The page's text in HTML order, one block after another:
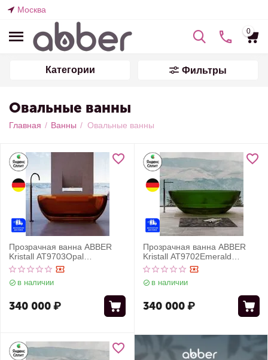
Москва
0
Категории Фильтры
Овальные ванны
Главная / Ванны / Овальные ванны
Прозрачная ванна ABBER
Kristall AT9703Opal
коричневая
в наличии
340 000₽
Прозрачная ванна ABBER
Kristall AT9702Emerald
зеленая
в наличии
340 000₽